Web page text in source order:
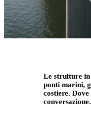
Le strutture
ponti marini,
costiere.
conversazione.